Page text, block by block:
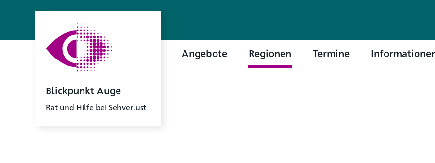
Blickpunkt Auge
Rat und Hilfe bei Sehverlust
Angebote Regionen Termine